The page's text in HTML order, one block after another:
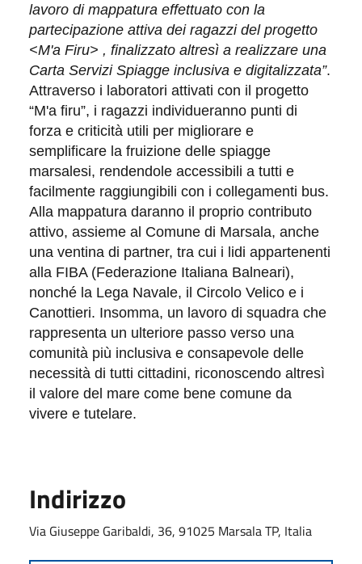
lavoro di mappatura effettuato con la
partecipazione attiva dei ragazzi del progetto
<M'a Firu> , finalizzato altresì a realizzare una
Carta Servizi Spiagge inclusiva e digitalizzata”.
Attraverso i laboratori attivati con il progetto
“M'a firu”, i ragazzi individueranno punti di
forza e criticità utili per migliorare e
semplificare la fruizione delle spiagge
marsalesi, rendendole accessibili a tutti e
facilmente raggiungibili con i collegamenti bus.
Alla mappatura daranno il proprio contributo
attivo, assieme al Comune di Marsala, anche
una ventina di partner, tra cui i lidi appartenenti
alla FIBA (Federazione Italiana Balneari),
nonché la Lega Navale, il Circolo Velico e i
Canottieri. Insomma, un lavoro di squadra che
rappresenta un ulteriore passo verso una
comunità più inclusiva e consapevole delle
necessità di tutti cittadini, riconoscendo altresì
il valore del mare come bene comune da
vivere e tutelare.
Indirizzo
Via Giuseppe Garibaldi, 36, 91025 Marsala TP, Italia